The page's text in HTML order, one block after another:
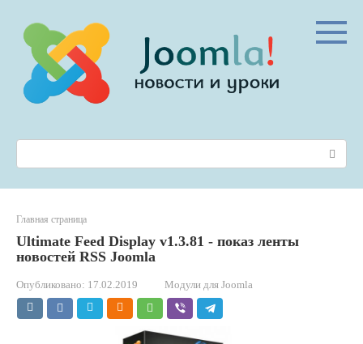
контенту
Главная страница
Ultimate Feed Display v1.3.81 - показ ленты
новостей RSS Joomla
Опубликовано: 17.02.2019 Модули для Joomla